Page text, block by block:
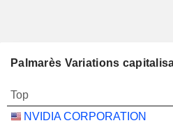
Palmarès Variations
Top
NVIDIA CORPORATION